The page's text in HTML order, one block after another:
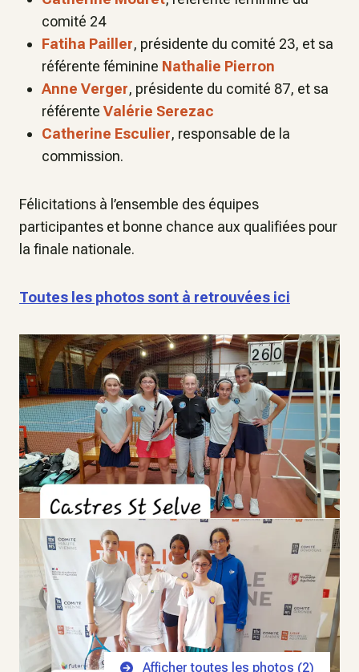
comité 24
Fatiha Pailler, présidente du comité 23, et sa
référente féminine Nathalie Pierron
Anne Verger, présidente du comité 87, et sa
référente Valérie Serezac
Catherine Esculier, responsable de la
commission.
Félicitations à l’ensemble des équipes
participantes et bonne chance aux qualifiées pour
la finale nationale.
Toutes les photos sont à retrouvées ici
Afficher toutes les photos (2)